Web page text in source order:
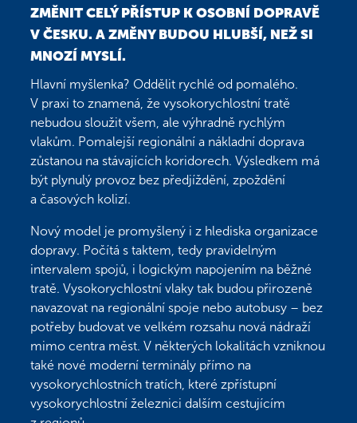
ZMĚNIT CELÝ PŘÍSTUP K OSOBNÍ DOPRAVĚ
V ČESKU. A ZMĚNY BUDOU HLUBŠÍ, NEŽ SI
MNOZÍ MYSLÍ.
Hlavní myšlenka? Oddělit rychlé od pomalého.
V praxi to znamená, že vysokorychlostní tratě
nebudou sloužit všem, ale výhradně rychlým
vlakům. Pomalejší regionální a nákladní doprava
zůstanou na stávajících koridorech. Výsledkem má
být plynulý provoz bez předjíždění, zpoždění
a časových kolizí.
Nový model je promyšlený i z hlediska organizace
dopravy. Počítá s taktem, tedy pravidelným
intervalem spojů, i logickým napojením na běžné
tratě. Vysokorychlostní vlaky tak budou přirozeně
navazovat na regionální spoje nebo autobusy – bez
potřeby budovat ve velkém rozsahu nová nádraží
mimo centra měst. V některých lokalitách vzniknou
také nové moderní terminály přímo na
vysokorychlostních tratích, které zpřístupní
vysokorychlostní železnici dalším cestujícím